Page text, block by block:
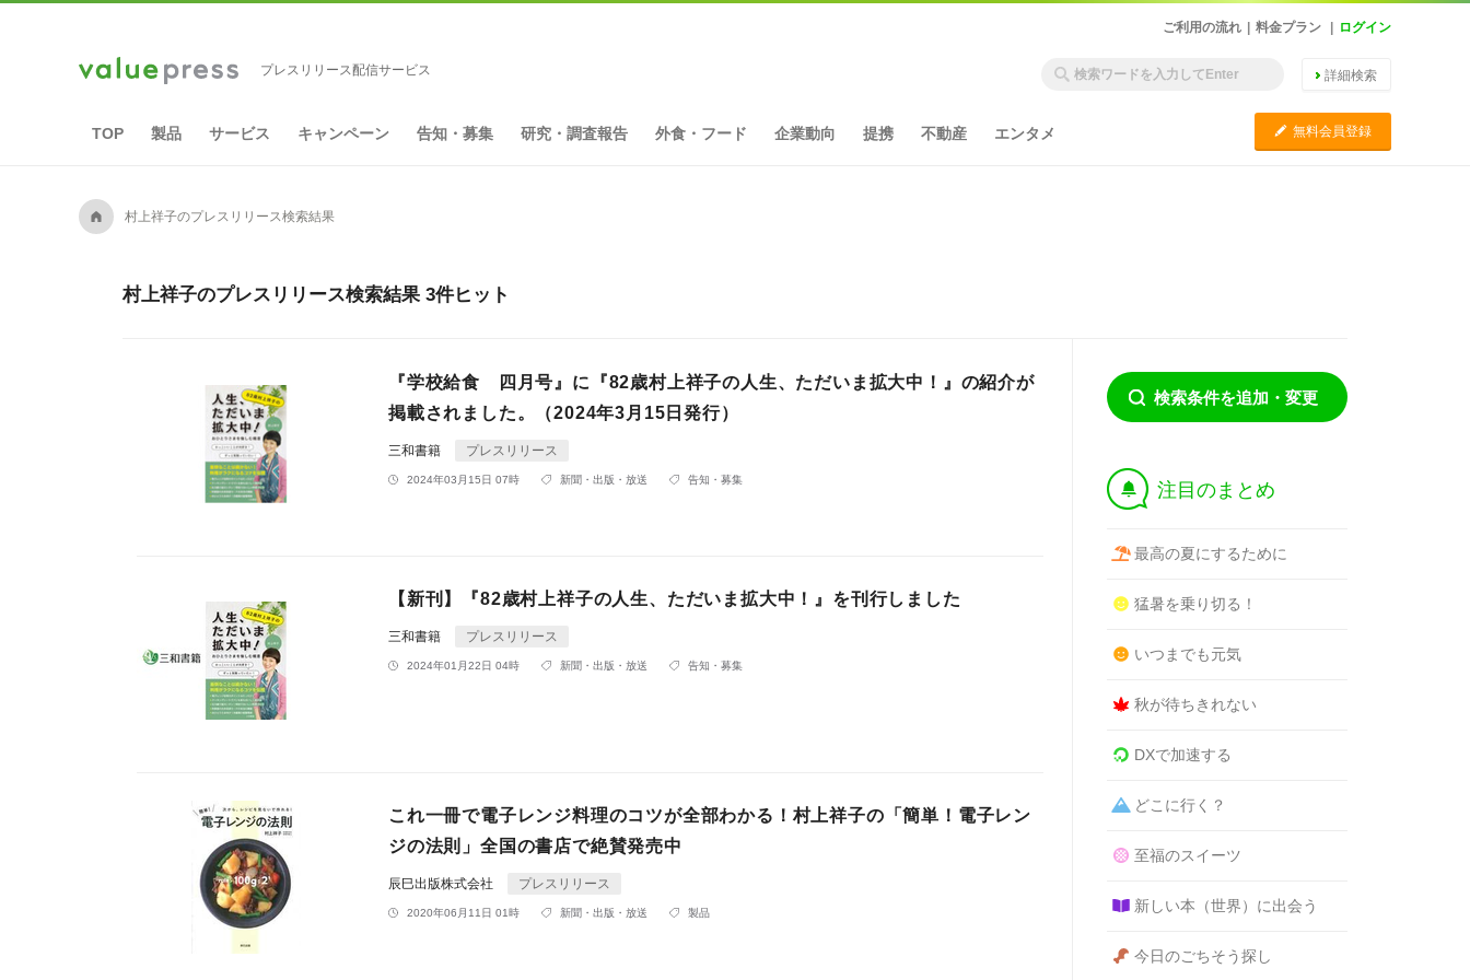
ご利用の流れ 料金プラン ログイン
プレスリリース配信サービス 詳細検索
TOP 製品 サービス キャンペーン 告知・募集 研究・調査報告 外食・フード 企業動向 提携 不動産 エンタメ C 無料会員登録
A 村上祥子のプレスリリース検索結果
村上祥子のプレスリリース検索結果 3件ヒット
『学校給食 四月号』に『82歳村上祥子の人生、ただいま拡大中！』の紹介が
掲載されました。（2024年3月15日発行）
三和書籍 プレスリリース
2024年03月15日 07時 新聞・出版・放送 告知・募集
【新刊】『82歳村上祥子の人生、ただいま拡大中！』を刊行しました
三和書籍 プレスリリース
2024年01月22日 04時 新聞・出版・放送 告知・募集
これ一冊で電子レンジ料理のコツが全部わかる！村上祥子の「簡単！電子レン
ジの法則」全国の書店で絶賛発売中
辰巳出版株式会社 プレスリリース
2020年06月11日 01時 新聞・出版・放送 製品
検索条件を追加・変更
† 注目のまとめ
最高の夏にするために
猛暑を乗り切る！
いつまでも元気
秋が待ちきれない
DXで加速する
どこに行く？
至福のスイーツ
新しい本（世界）に出会う
今日のごちそう探し